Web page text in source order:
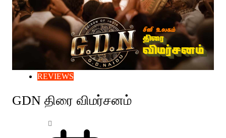
REVIEWS
GDN திரை விமர்சனம்